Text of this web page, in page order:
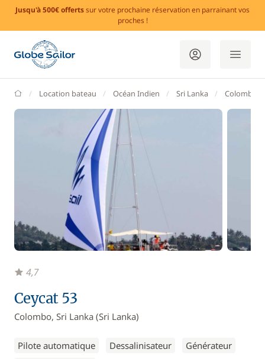
Jusqu'à 500€ offertssur votre prochaine réservation en parrainant vos
proches !
GlobeSailor
Location bateau Océan Indien Sri Lanka Colombo
Ceycat 53
Colombo, Sri Lanka (Sri Lanka)
Pilote automatique Dessalinisateur
Générateur
4,7